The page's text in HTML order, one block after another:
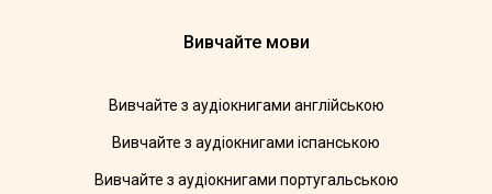
Вивчайте мови
Вивчайте з аудіокнигами англійською
Вивчайте з аудіокнигами іспанською
Вивчайте з аудіокнигами португальською